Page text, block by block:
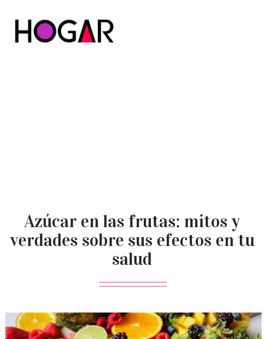
Azúcar en las frutas: mitos y
verdades sobre sus efectos en tu
salud